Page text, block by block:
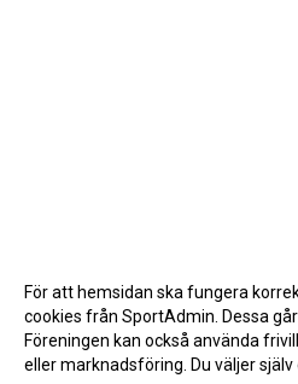
För att hemsidan ska fungera
cookies från SportAdmin. Dessa
Föreningen kan också använda
eller marknadsföring. Du väljer själv